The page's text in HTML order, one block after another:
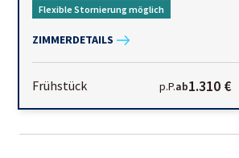
Flexible Stornierung möglich
ZIMMERDETAILS
Frühstück p.P.ab1.310 €